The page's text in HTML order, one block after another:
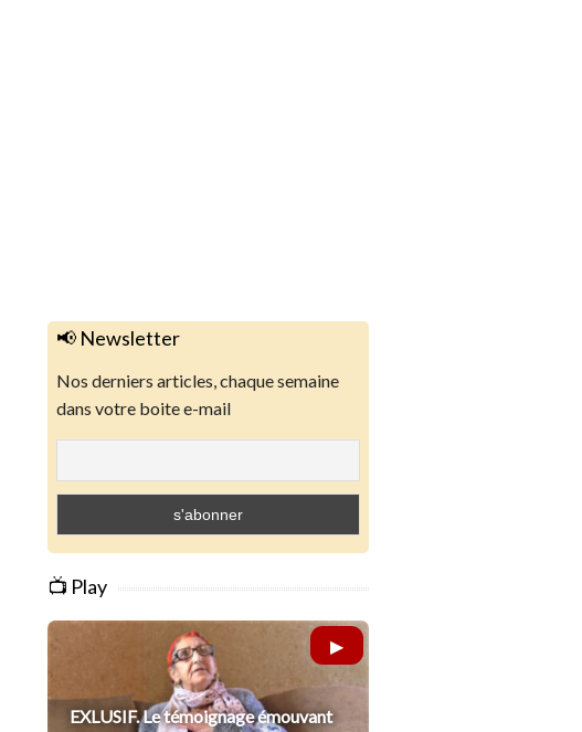
📢 Newsletter
Nos derniers articles, chaque semaine
dans votre boite e-mail
📺 Play
EXLUSIF. Le témoignage émouvant